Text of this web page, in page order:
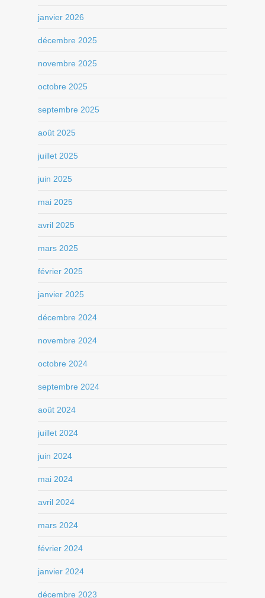
janvier 2026
décembre 2025
novembre 2025
octobre 2025
septembre 2025
août 2025
juillet 2025
juin 2025
mai 2025
avril 2025
mars 2025
février 2025
janvier 2025
décembre 2024
novembre 2024
octobre 2024
septembre 2024
août 2024
juillet 2024
juin 2024
mai 2024
avril 2024
mars 2024
février 2024
janvier 2024
décembre 2023